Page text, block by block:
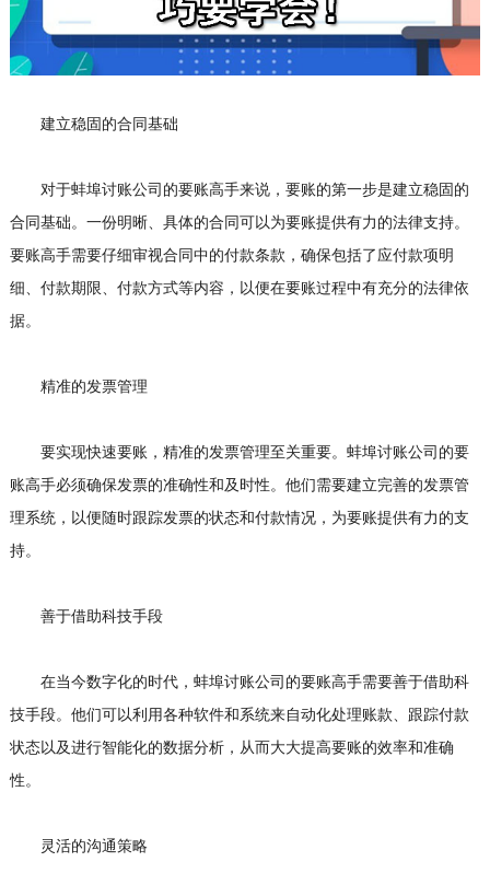
建立稳固的合同基础
对于蚌埠讨账公司的要账高手来说，要账的第一步是建立稳固的
合同基础。一份明晰、具体的合同可以为要账提供有力的法律支持。
要账高手需要仔细审视合同中的付款条款，确保包括了应付款项明
细、付款期限、付款方式等内容，以便在要账过程中有充分的法律依
据。
精准的发票管理
要实现快速要账，精准的发票管理至关重要。蚌埠讨账公司的要
账高手必须确保发票的准确性和及时性。他们需要建立完善的发票管
理系统，以便随时跟踪发票的状态和付款情况，为要账提供有力的支
持。
善于借助科技手段
在当今数字化的时代，蚌埠讨账公司的要账高手需要善于借助科
技手段。他们可以利用各种软件和系统来自动化处理账款、跟踪付款
状态以及进行智能化的数据分析，从而大大提高要账的效率和准确
性。
灵活的沟通策略